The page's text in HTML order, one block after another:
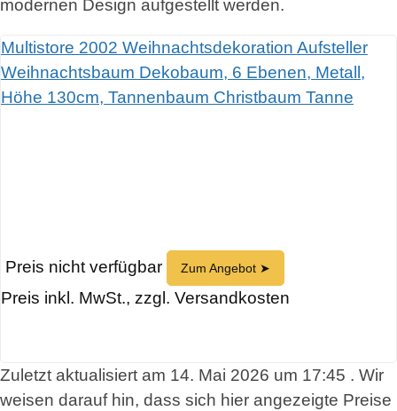
modernen Design aufgestellt werden.
Multistore 2002 Weihnachtsdekoration Aufsteller
Weihnachtsbaum Dekobaum, 6 Ebenen, Metall,
Höhe 130cm, Tannenbaum Christbaum Tanne
Preis nicht verfügbar Zum Angebot ➤
Preis inkl. MwSt., zzgl. Versandkosten
Zuletzt aktualisiert am 14. Mai 2026 um 17:45 . Wir
weisen darauf hin, dass sich hier angezeigte Preise